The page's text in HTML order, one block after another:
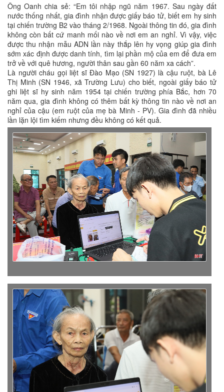
Ông Oanh chia sẻ: “Em tôi nhập ngũ năm 1967. Sau ngày đất
nước thống nhất, gia đình nhận được giấy báo tử, biết em hy sinh
tại chiến trường B2 vào tháng 2/1968. Ngoài thông tin đó, gia đình
không còn bất cứ manh mối nào về nơi em an nghỉ. Vì vậy, việc
được thu nhận mẫu ADN lần này thắp lên hy vọng giúp gia đình
sớm xác định được danh tính, tìm lại phần mộ của em để đưa em
trở về với quê hương, người thân sau gần 60 năm xa cách”.
Là người cháu gọi liệt sĩ Đào Mạo (SN 1927) là cậu ruột, bà Lê
Thị Minh (SN 1946, xã Trường Lưu) cho biết, ngoài giấy báo tử
ghi liệt sĩ hy sinh năm 1954 tại chiến trường phía Bắc, hơn 70
năm qua, gia đình không có thêm bất kỳ thông tin nào về nơi an
nghỉ của cậu (em ruột của mẹ bà Minh - PV). Gia đình đã nhiều
lần lặn lội tìm kiếm nhưng đều không có kết quả.